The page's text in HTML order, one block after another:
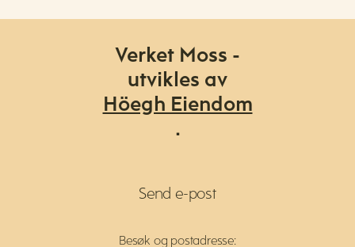
Verket Moss -
utvikles av
Höegh Eiendom
.
Send e-post
Besøk og postadresse: